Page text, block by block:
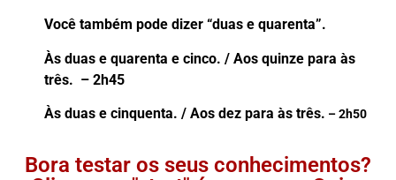
Você também pode dizer “duas e quarenta”.
Às duas e quarenta e cinco. / Aos quinze para às
três. – 2h45
Às duas e cinquenta. / Aos dez para às três. –2h50
Bora testar os seus conhecimentos?